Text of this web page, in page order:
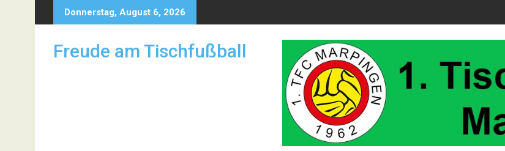
to
Donnerstag, August 6, 2026
Freude am Tischfußball